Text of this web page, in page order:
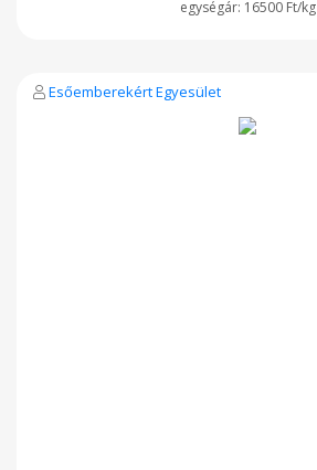
16500 Ft/kg
Esőemberekért Egyesület